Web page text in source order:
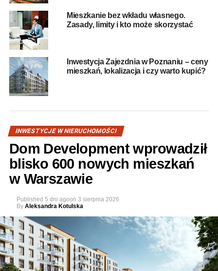
Mieszkanie bez wkładu własnego.
Zasady, limity i kto może skorzystać
Inwestycja Zajezdnia w Poznaniu – ceny
mieszkań, lokalizacja i czy warto kupić?
INWESTYCJE W NIERUCHOMOŚCI
Dom Development wprowadził
blisko 600 nowych mieszkań
w Warszawie
Published 5 dni agoon 3 sierpnia 2026
By Aleksandra Kotulska